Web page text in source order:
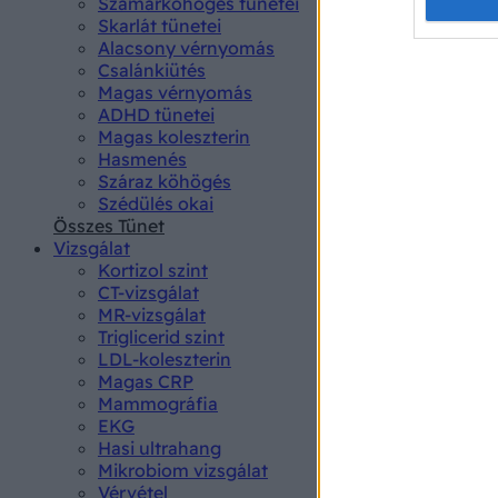
Skarlát tünetei
Alacsony vérnyomás
Csalánkiütés
Magas vérnyomás
ADHD tünetei
Magas koleszterin
Hasmenés
Száraz köhögés
Szédülés okai
Összes Tünet
Vizsgálat
Kortizol szint
CT-vizsgálat
MR-vizsgálat
Triglicerid szint
LDL-koleszterin
Magas CRP
Mammográfia
EKG
Hasi ultrahang
Mikrobiom vizsgálat
Vérvétel